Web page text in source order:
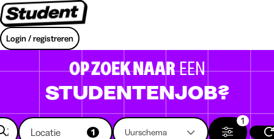
Login / registreren
OP ZOEK NAAREEN
STUDENTENJOB?
Locatie 1 Uurschema
1